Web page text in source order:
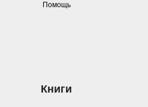
Помощь
Книги